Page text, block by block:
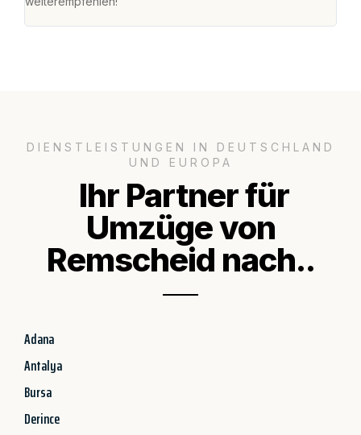
DIENSTLEISTUNGEN IN DEUTSCHLAND
UND EUROPA
Ihr Partner für
Umzüge von
Remscheid nach..
Adana
Antalya
Bursa
Derince